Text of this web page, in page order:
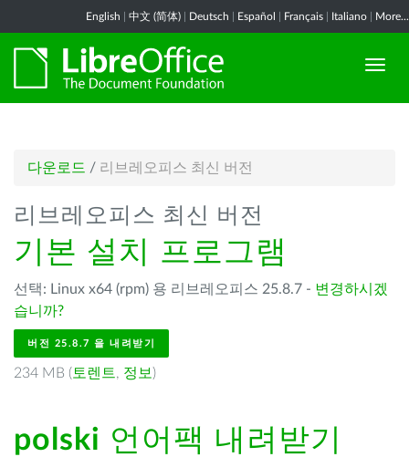
English 中文 (简体) Deutsch Español Français Italiano More...
다운로드 / 리브레오피스 최신 버전
리브레오피스 최신 버전
기본 설치 프로그램
선택: Linux x64 (rpm) 용 리브레오피스 25.8.7 - 변경하시겠
습니까?
버전 25.8.7 을 내려받기
234 MB ( 토렌트, 정보 )
polski 언어팩 내려받기